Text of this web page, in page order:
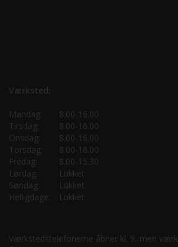
Værksted:
Mandag:
8.00-16.00
Tirsdag:
8.00-16.00
Onsdag:
8.00-16.00
Torsdag:
8.00-16.00
Fredag:
8.00-15.30
Lørdag:
Lukket
Søndag:
Lukket
Helligdage:
Lukket
Værkstedstelefonerne åbner kl. 9, men